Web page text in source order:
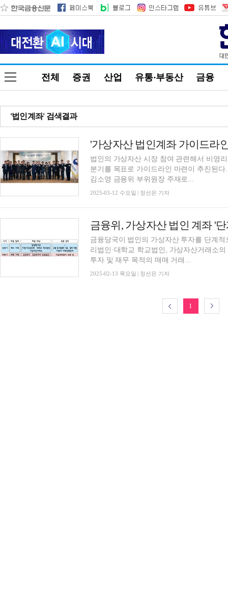
전체 증권 산업 유통·부동산 금융
'법인계좌' 검색결과
법인의 가상자산 시장 참여 관련해서 비영
분기를 목표로 가이드라인 마련이 추진된
김소영 금융위 부위원장 주재로...
2025-03-12 수요일 | 정선은 기자
금융당국이 법인의 가상자산 투자를 단계
리법인·대학교 학교법인, 가상자산거래소
투자 및 재무 목적의 매매 거래...
2025-02-13 목요일 | 정선은 기자
1